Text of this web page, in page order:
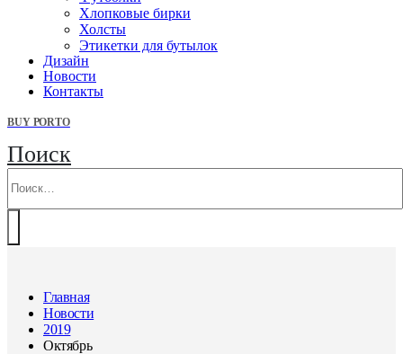
Хлопковые бирки
Холсты
Этикетки для бутылок
Дизайн
Новости
Контакты
BUY PORTO
Поиск
Главная
Новости
2019
Октябрь